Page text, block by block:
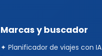
Marcas y buscador
✦ Planificador de viajes con IA